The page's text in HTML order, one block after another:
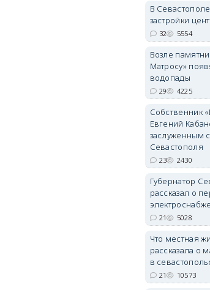
В
застройки
32 5554
Возле
Матросу»
водопады
29 4225
Собственник
Евгений
заслуженным
Севастополя
23 2430
Губернатор
рассказал о
21 5028
Что местная
рассказала о
в
21 10573